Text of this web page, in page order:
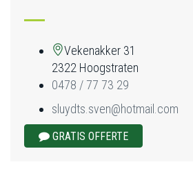
Vekenakker 31
2322 Hoogstraten
0478 / 77 73 29
sluydts.sven@hotmail.com
GRATIS OFFERTE